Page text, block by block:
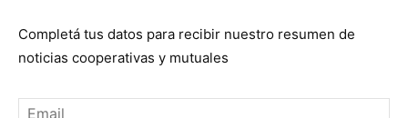
Completá tus datos para recibir nuestro resumen de
noticias cooperativas y mutuales